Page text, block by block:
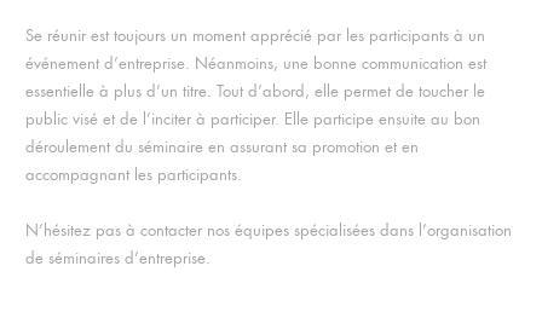
Se réunir est toujours un moment apprécié par les participants à un
événement d’entreprise. Néanmoins, une bonne communication est
essentielle à plus d’un titre. Tout d’abord, elle permet de toucher le
public visé et de l’inciter à participer. Elle participe ensuite au bon
déroulement du séminaire en assurant sa promotion et en
accompagnant les participants.
N’hésitez pas à contacter nos équipes spécialisées dans l’organisation
de séminaires d’entreprise.